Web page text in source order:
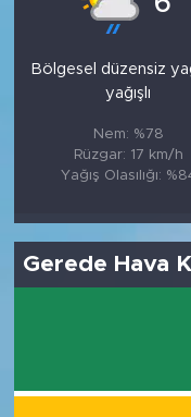
Bölgesel düzensiz
yağışlı
Nem: %78
Rüzgar: 17 km/h
Yağış Olasılığı:
Gerede Hava